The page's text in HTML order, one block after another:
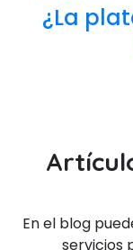
¿La
En el blog
servicios